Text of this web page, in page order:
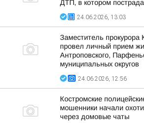
ДТП, в котором
24.06.2026, 13:03
Заместитель прокурора
провел личный прием
Антроповского,
муниципальных округов
24.06.2026, 12:56
Костромские
мошенники начали
через домовые чаты